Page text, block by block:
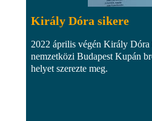
Király Dóra sikere
2022 április végén Király
nemzetközi Budapest Kupán
helyet szerezte meg.